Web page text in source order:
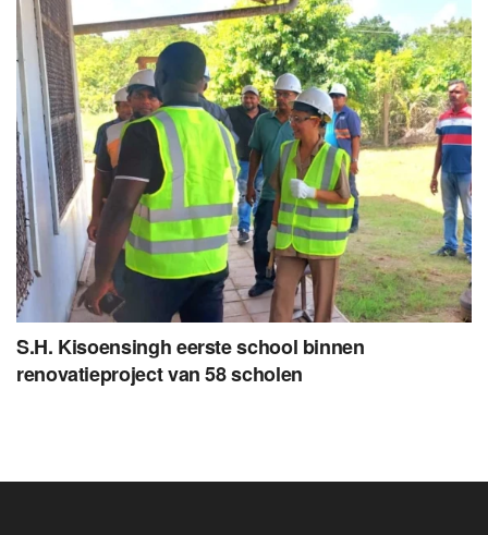
S.H. Kisoensingh eerste school binnen
renovatieproject van 58 scholen